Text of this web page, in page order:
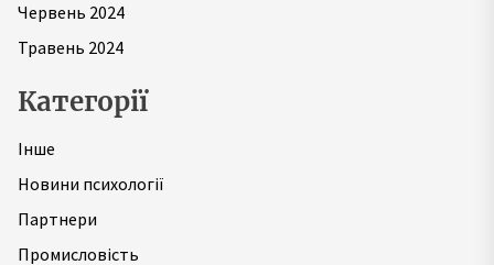
Червень 2024
Травень 2024
Категорії
Інше
Новини психології
Партнери
Промисловість